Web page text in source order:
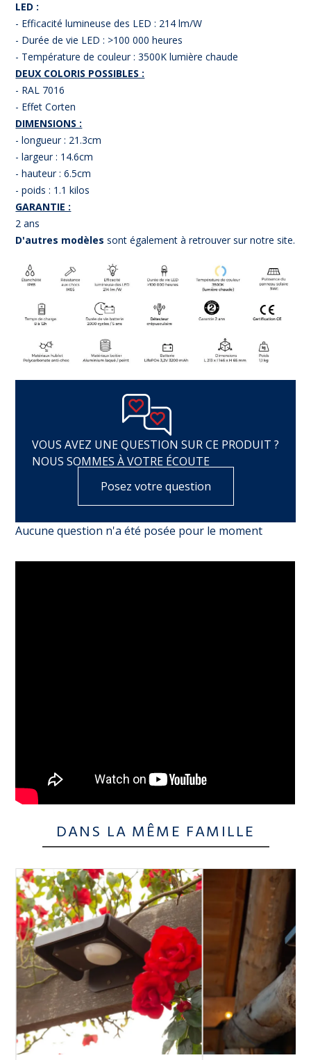
LED :
- Efficacité lumineuse des LED : 214 lm/W
- Durée de vie LED : >100 000 heures
- Température de couleur : 3500K lumière chaude
DEUX COLORIS POSSIBLES :
- RAL 7016
- Effet Corten
DIMENSIONS :
- longueur : 21.3cm
- largeur : 14.6cm
- hauteur : 6.5cm
- poids : 1.1 kilos
GARANTIE :
2 ans
D'autres modèles sont également à retrouver sur notre site.
VOUS AVEZ UNE QUESTION SUR CE PRODUIT ?
NOUS SOMMES À VOTRE ÉCOUTE
Posez votre question
Aucune question n'a été posée pour le moment
DANS LA MÊME FAMILLE